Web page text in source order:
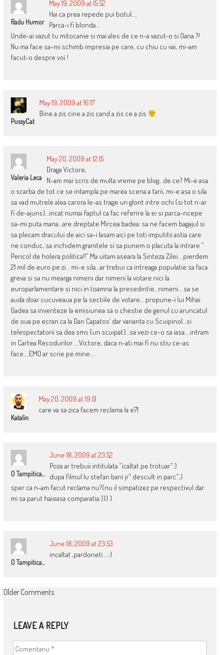
Radu Humor
May 19, 2009 at 15:52
Hai ca prea repede pui botul….
Parca-i fi blonda…
Unde-ai vazut tu mitocanie si mai ales de ce n-a vazut-o si Oana ?!
Nu ma face sa-mi schimb impresia pe care, cu chiu cu vai, mi-am
facut-o despre voi !
PussyCat
May 19, 2009 at 16:17
Bine a zis cine a zis cand a zis ce a zis
Valeria Leca
May 20, 2009 at 12:15
Draga Victore,
N-am mai scris de multa vreme pe blog…de ce? Mi-e asa
o scarba de tot ce se intampla pe marea scena a tarii, mi-e asa o sila
sa vad mutrele alea carora le-as trage un glont intre ochi (si tot n-ar
fi de-ajuns)…incat numai faptul ca fac referire la ei si parca-ncepe
sa-mi puta mana…are dreptate Mircea badea: sa ne facem bagajul si
sa plecam dracului de aici sa-i lasam aici pe toti imputitii astia care
ne conduc, sa inchidem granitele si sa punem o placuta la intrare ”
Pericol de holera politica!!” Ma uitam aseara la Sinteza Zilei… pierdem
21 mil de euro pe zi… mi-e sila…ar trebui ca intreaga populatie sa faca
greva si sa nu mearga nimeni dar nimeni la votare nici la
europarlamentare si nici in toamna la presedintie…nimeni… sa se
auda doar cucuveaua pe la sectiile de votare… propune-i lui Mihai
Gadea sa inventeze la emisiunea sa o chestie de genul cu aruncatul
de oua pe ecran ca la Dan Capatos’ dar varianta cu Scuipinol…si
telespectatorii sa dea sms (un scuipat)…sa vezi ce-o sa iasa….intram
in Cartea Recodurilor ….Victore, daca n-ati mai fi nu stiu ce-as
face….EMO ar scrie pe mine….
Katalin
May 20, 2009 at 19:51
care va sa zica facem reclama la e71
O Tampitica...
June 18, 2009 at 23:52
Poza ar trebuii intitulata ”icaltat pe trotuar”:)
dupa filmul lu stefan bani jr” descult in parc”;)
sper ca n-am facut reclama nu?(nu il simpatizez pe respectivul dar
mi sa parut haioasa comparatia:))) )
O Tampitica...
June 18, 2009 at 23:53
incaltat ,pardoneti….:)
COMMENT
Older Comments
LEAVE A REPLY